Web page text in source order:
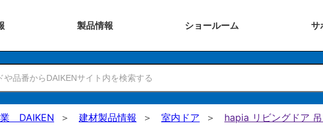
製品情報 ショールーム サ
業 DAIKEN 建材製品情報 室内ドア hapia リビングドア